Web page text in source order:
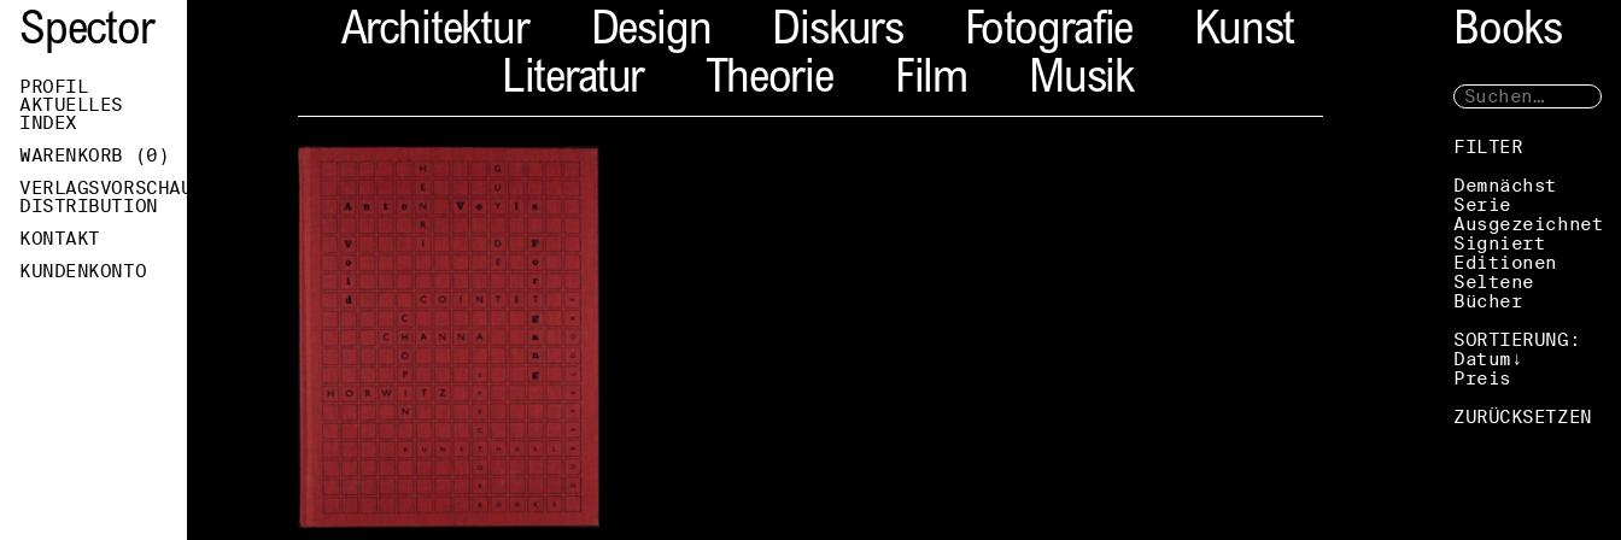
Spector
PROFIL
AKTUELLES
INDEX
WARENKORB (0 )
VERLAGSVORSCHAU
DISTRIBUTION
KONTAKT
KUNDENKONTO
Books
FILTER
Demnächst
Serie
Ausgezeichnet
Signiert
Editionen
Seltene
Bücher
SORTIERUNG:
Datum
Preis
ZURÜCKSETZEN
Architektur Design Diskurs Fotografie
Kunst
Literatur
Theorie Film Musik